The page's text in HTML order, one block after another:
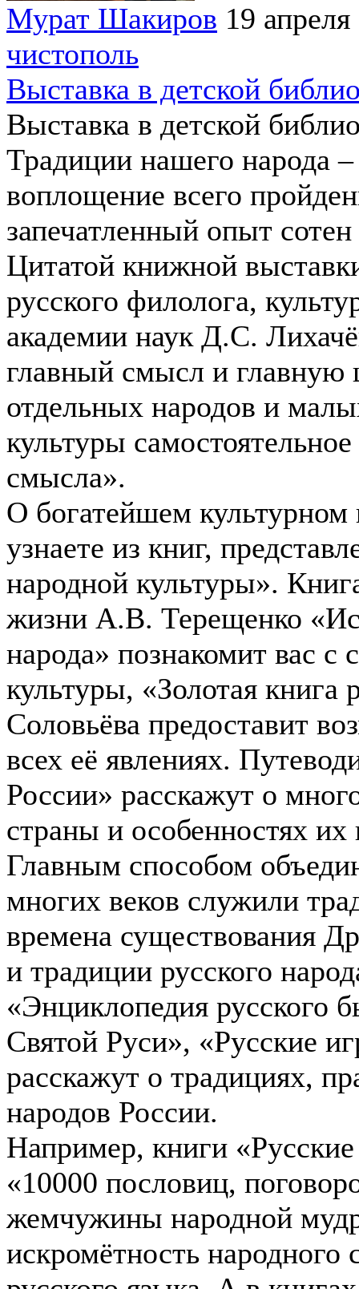
Мурат Шакиров 19
чистополь
Выставка в детской
Выставка в детской
Традиции нашего народа
воплощение всего
запечатленный опыт
Цитатой книжной
русского филолога,
академии наук Д.С.
главный смысл и главную
отдельных народов и
культуры
смысла».
О богатейшем
узнаете из книг,
народной культуры».
жизни А.В. Терещенко
народа» познакомит вас с
культуры, «Золотая
Соловьёва предоставит
всех её явлениях.
России» расскажут о
страны и особенностях их
Главным способом
многих веков служили
времена существования
и традиции русского
«Энциклопедия русского
Святой Руси», «Русские
расскажут о традициях,
народов России.
Например, книги
«10000 пословиц,
жемчужины народной
искромётность народного